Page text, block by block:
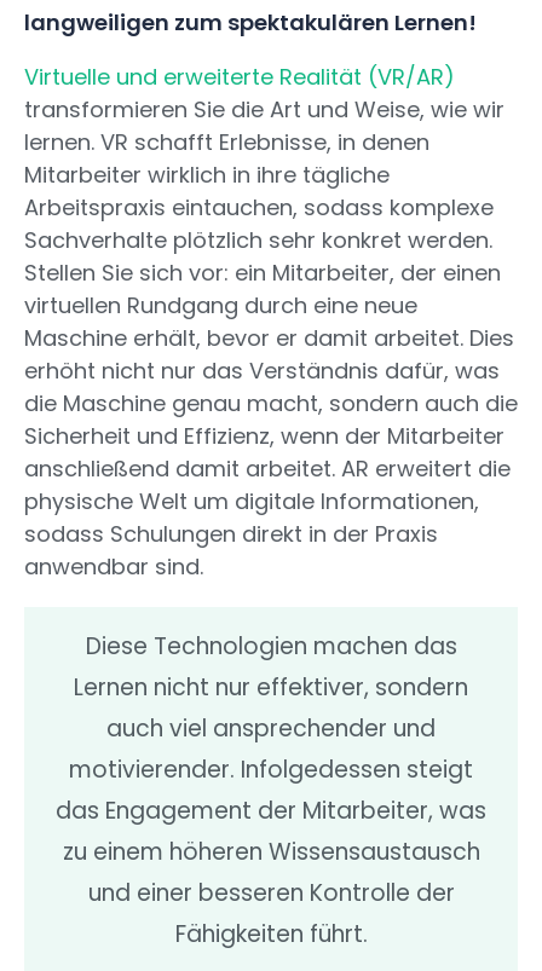
langweiligen zum spektakulären Lernen!
Virtuelle und erweiterte Realität (VR/AR)
transformieren Sie die Art und Weise, wie wir
lernen. VR schafft Erlebnisse, in denen
Mitarbeiter wirklich in ihre tägliche
Arbeitspraxis eintauchen, sodass komplexe
Sachverhalte plötzlich sehr konkret werden.
Stellen Sie sich vor: ein Mitarbeiter, der einen
virtuellen Rundgang durch eine neue
Maschine erhält, bevor er damit arbeitet. Dies
erhöht nicht nur das Verständnis dafür, was
die Maschine genau macht, sondern auch die
Sicherheit und Effizienz, wenn der Mitarbeiter
anschließend damit arbeitet. AR erweitert die
physische Welt um digitale Informationen,
sodass Schulungen direkt in der Praxis
anwendbar sind.
Diese Technologien machen das
Lernen nicht nur effektiver, sondern
auch viel ansprechender und
motivierender. Infolgedessen steigt
das Engagement der Mitarbeiter, was
zu einem höheren Wissensaustausch
und einer besseren Kontrolle der
Fähigkeiten führt.